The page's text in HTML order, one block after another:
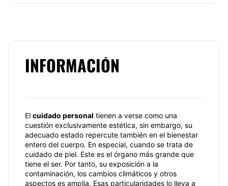
INFORMACIÓN
El cuidado personal tienen a verse como una
cuestión exclusivamente estética, sin embargo, su
adecuado estado repercute también en el bienestar
entero del cuerpo. En especial, cuando se trata de
cuidado de piel. Este es el órgano más grande que
tiene el ser. Por tanto, su exposición a la
contaminación, los cambios climáticos y otros
aspectos es amplia. Esas particularidades lo lleva a